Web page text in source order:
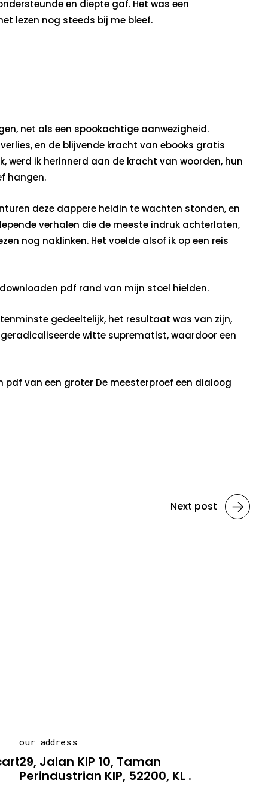
en diepte gaf. Het was een
lezen nog steeds bij me bleef.
net als een spookachtige aanwezigheid.
en de blijvende kracht van ebooks gratis
werd ik herinnerd aan de kracht van woorden, hun
hangen.
deze dappere heldin te wachten stonden, en
verhalen die de meeste indruk achterlaten,
nog naklinken. Het voelde alsof ik op een reis
pdf rand van mijn stoel hielden.
gedeeltelijk, het resultaat was van zijn,
witte suprematist, waardoor een
pdf van een groter De meesterproef een dialoog
Next post
our address
29, Jalan KIP 10, Taman
Perindustrian KIP, 52200, KL .